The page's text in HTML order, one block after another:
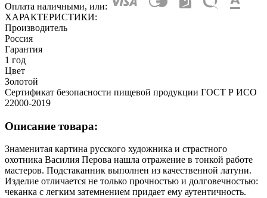
Оплата наличными, или:
ХАРАКТЕРИСТИКИ:
Производитель
Россия
Гарантия
1 год
Цвет
Золотой
Сертификат безопасности пищевой продукции ГОСТ Р ИСО
22000-2019
Описание товара:
Знаменитая картина русского художника и страстного
охотника Василия Перова нашла отражение в тонкой работе
мастеров. Подстаканник выполнен из качественной латуни.
Изделие отличается не только прочностью и долговечностью:
чеканка с легким затемнением придает ему аутентичность.